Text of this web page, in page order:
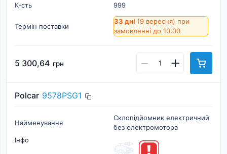
К-cть
999
Термін поставки
33 дні (9 вересня) при
замовленні до 10:00
5 300,64 грн
Polcar 9578PSG1
Найменування
Склопідйомник електричний
без електромотора
Інфо